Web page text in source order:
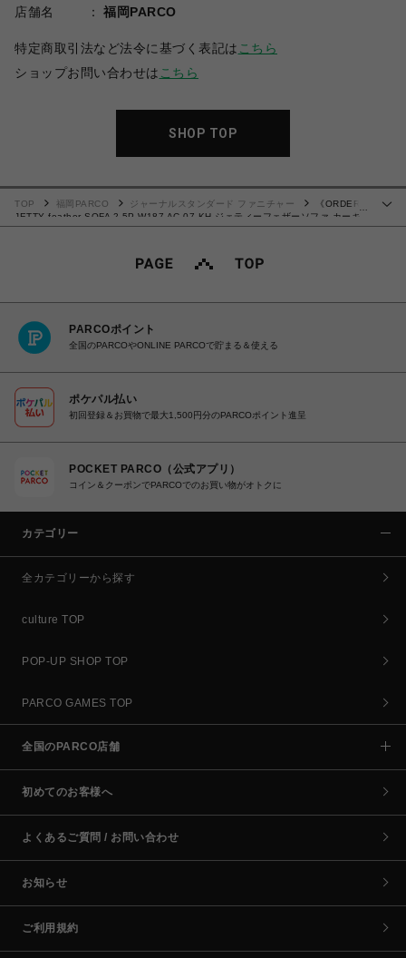
店舗名
福岡PARCO
特定商取引法など法令に基づく表記は こちら
ショップお問い合わせは こちら
SHOP TOP
TOP 福岡PARCO ジャーナルスタンダード ファニチャー
《ORDER》
JETTY feather SOFA 2.5P W187 AC-07 KH ジェティーフェザーソファ カーキ
700
PARCOポイント
全国のPARCOやONLINE PARCOで貯まる＆使える
ポケパル払い
初回登録＆お買物で最大1,500円分のPARCOポイント進呈
POCKET PARCO（公式アプリ）
コイン＆クーポンでPARCOでのお買い物がオトクに
カテゴリー
全カテゴリーから探す
culture TOP
POP-UP SHOP TOP
PARCO GAMES TOP
全国のPARCO店舗
初めてのお客様へ
よくあるご質問 / お問い合わせ
お知らせ
ご利用規約